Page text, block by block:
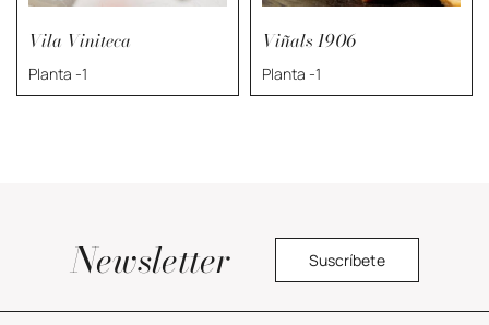
Vila Viniteca
Planta -1
Viñals 1906
Planta -1
Newsletter Suscríbete